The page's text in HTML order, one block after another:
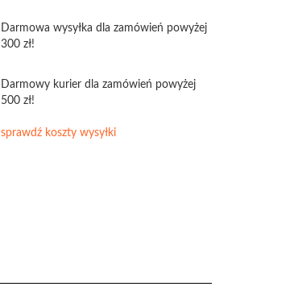
Darmowa wysyłka dla zamówień powyżej
300 zł!
Darmowy kurier dla zamówień powyżej
500 zł!
sprawdź koszty wysyłki